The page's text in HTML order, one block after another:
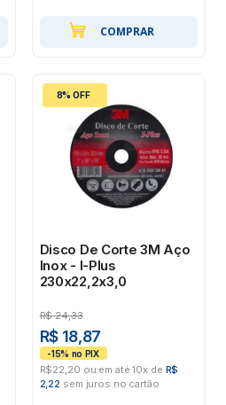
COMPRAR
8% OFF
Disco De Corte 3M Aço
Inox - I-Plus
230x22,2x3,0
R$ 24,33
R$ 18,87
R$22,20 ou em até 10x de R$
2,22 sem juros no cartão